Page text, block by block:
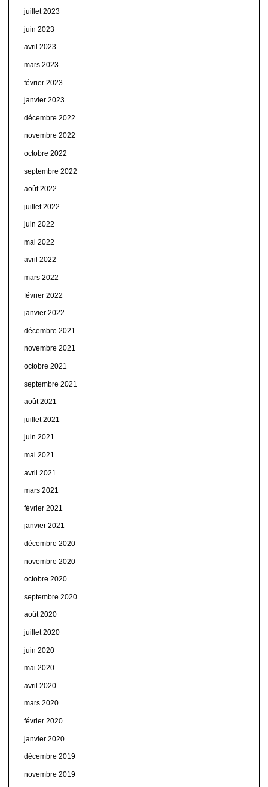
juillet 2023
juin 2023
avril 2023
mars 2023
février 2023
janvier 2023
décembre 2022
novembre 2022
octobre 2022
septembre 2022
août 2022
juillet 2022
juin 2022
mai 2022
avril 2022
mars 2022
février 2022
janvier 2022
décembre 2021
novembre 2021
octobre 2021
septembre 2021
août 2021
juillet 2021
juin 2021
mai 2021
avril 2021
mars 2021
février 2021
janvier 2021
décembre 2020
novembre 2020
octobre 2020
septembre 2020
août 2020
juillet 2020
juin 2020
mai 2020
avril 2020
mars 2020
février 2020
janvier 2020
décembre 2019
novembre 2019